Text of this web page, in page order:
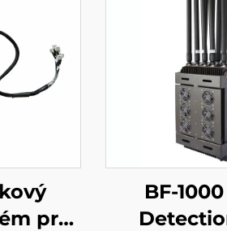
pro
BF-